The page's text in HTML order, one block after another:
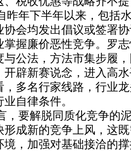
昨年下半年以来，包括
协会均发出倡议或签署
掌握廉价恶性竞争。罗
与公法，方法市集步履
开辟新赛说念，进入高
，多名行家线路，行业
自律条件。
，要解脱同质化竞争的
形成新的竞争上风，这
境，加强对基础接洽的